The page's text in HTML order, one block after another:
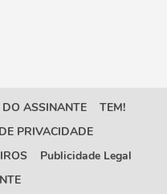
ASSINANTE
TEM!
PRIVACIDADE
Publicidade Legal